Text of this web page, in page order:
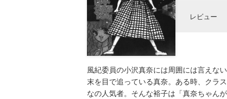
レビュー
風紀委員の小沢真奈には周囲には言えな
末を目で追っている真奈。ある時、クラ
なの人気者。そんな裕子は「真奈ちゃん